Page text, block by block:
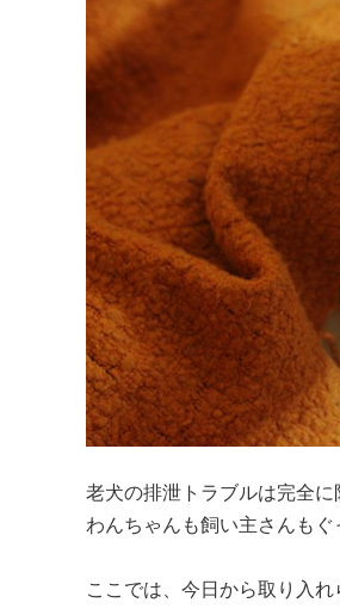
老犬の排泄トラブルは完全
わんちゃんも飼い主さんもぐ
ここでは、今日から取り入